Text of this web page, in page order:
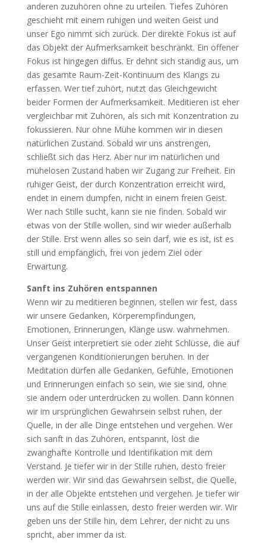
anderen zuzuhören ohne zu urteilen. Tiefes Zuhören
geschieht mit einem ruhigen und weiten Geist und
unser Ego nimmt sich zurück. Der direkte Fokus ist auf
das Objekt der Aufmerksamkeit beschränkt. Ein offener
Fokus ist hingegen diffus. Er dehnt sich ständig aus, um
das gesamte Raum-Zeit-Kontinuum des Klangs zu
erfassen. Wer tief zuhört, nutzt das Gleichgewicht
beider Formen der Aufmerksamkeit. Meditieren ist eher
vergleichbar mit Zuhören, als sich mit Konzentration zu
fokussieren. Nur ohne Mühe kommen wir in diesen
natürlichen Zustand. Sobald wir uns anstrengen,
schließt sich das Herz. Aber nur im natürlichen und
mühelosen Zustand haben wir Zugang zur Freiheit. Ein
ruhiger Geist, der durch Konzentration erreicht wird,
endet in einem dumpfen, nicht in einem freien Geist.
Wer nach Stille sucht, kann sie nie finden. Sobald wir
etwas von der Stille wollen, sind wir wieder außerhalb
der Stille. Erst wenn alles so sein darf, wie es ist, ist es
still und empfänglich, frei von jedem Ziel oder
Erwartung.
Sanft ins Zuhören entspannen
Wenn wir zu meditieren beginnen, stellen wir fest, dass
wir unsere Gedanken, Körperempfindungen,
Emotionen, Erinnerungen, Klänge usw. wahrnehmen.
Unser Geist interpretiert sie oder zieht Schlüsse, die auf
vergangenen Konditionierungen beruhen. In der
Meditation dürfen alle Gedanken, Gefühle, Emotionen
und Erinnerungen einfach so sein, wie sie sind, ohne
sie ändern oder unterdrücken zu wollen. Dann können
wir im ursprünglichen Gewahrsein selbst ruhen, der
Quelle, in der alle Dinge entstehen und vergehen. Wer
sich sanft in das Zuhören, entspannt, löst die
zwanghafte Kontrolle und Identifikation mit dem
Verstand. Je tiefer wir in der Stille ruhen, desto freier
werden wir. Wir sind das Gewahrsein selbst, die Quelle,
in der alle Objekte entstehen und vergehen. Je tiefer wir
uns auf die Stille einlassen, desto freier werden wir. Wir
geben uns der Stille hin, dem Lehrer, der nicht zu uns
spricht, aber immer da ist.